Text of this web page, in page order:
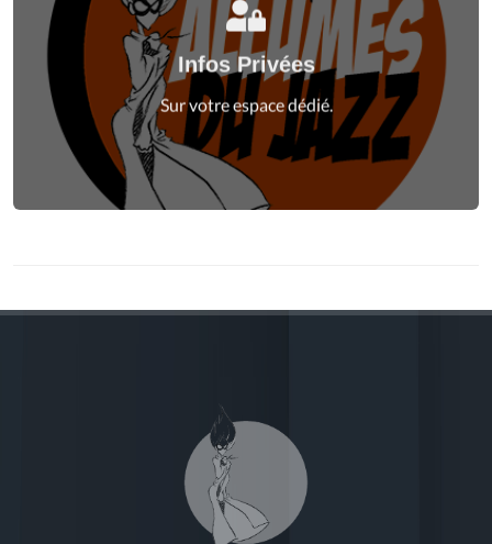
Infos Privées
Sur votre espace dédié.
Connectez-vous
à votre espace privé.
Connexion